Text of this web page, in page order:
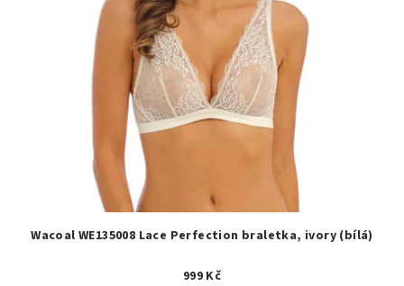
Wacoal WE135008 Lace Perfection braletka, ivory (bílá)
999 Kč